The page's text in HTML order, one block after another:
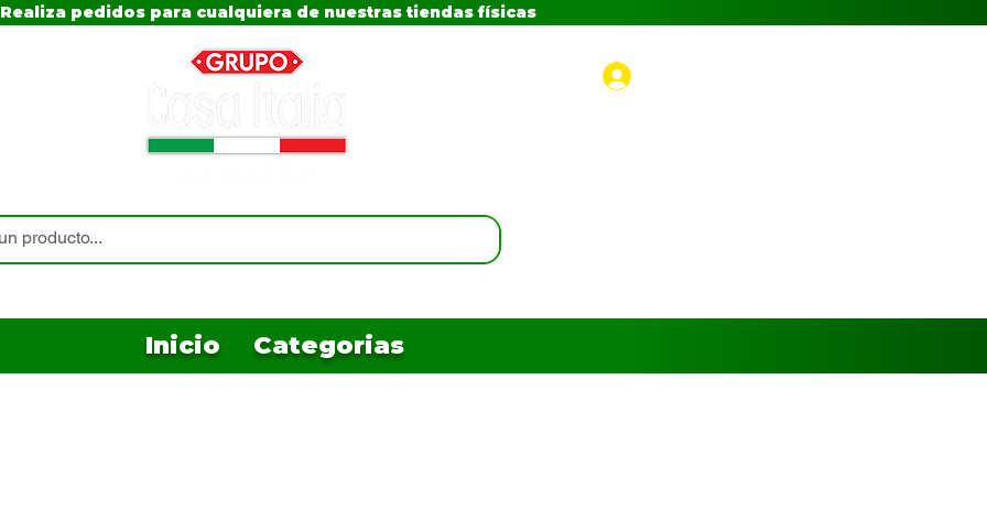
Realiza pedidos para cualquiera de nuestras tiendas físicas
Inicio Categorias